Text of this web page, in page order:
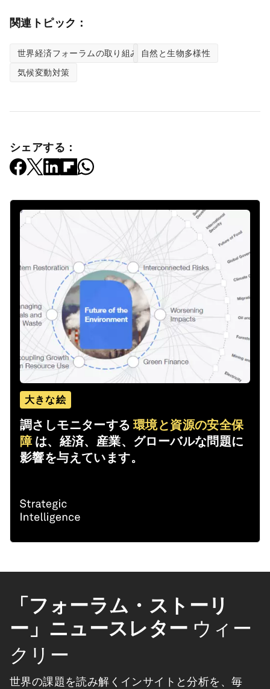
関連トピック：
世界経済フォーラムの取り組み
自然と生物多様性
気候変動対策
シェアする：
大きな絵
調さしモニターする 環境と資源の安全保
障 は、経済、産業、グローバルな問題に
影響を与えています。
「フォーラム・ストーリ
ー」ニュースレター ウィー
クリー
世界の課題を読み解くインサイトと分析を、毎